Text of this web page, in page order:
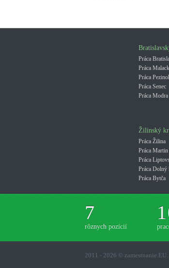
Práca
Práca
Práca
Práca Senec
Práca Modra
Žilinský
Práca Žilina
Práca Martin
Práca
Práca
Práca Bytča
7
rôznych pozícií
2011 - 2026 ©